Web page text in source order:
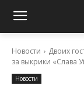
Новости
Двоих
за выкрики «Слава
Новости